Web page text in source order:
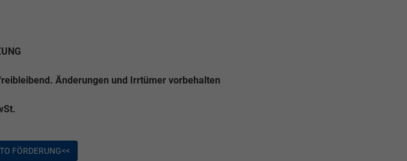
Änderungen und Irrtümer vorbehalten
FÖRDERUNG<<